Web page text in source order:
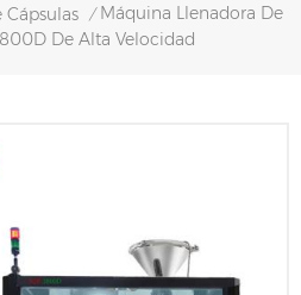
/ Máquina Llenadora De
De Alta Velocidad